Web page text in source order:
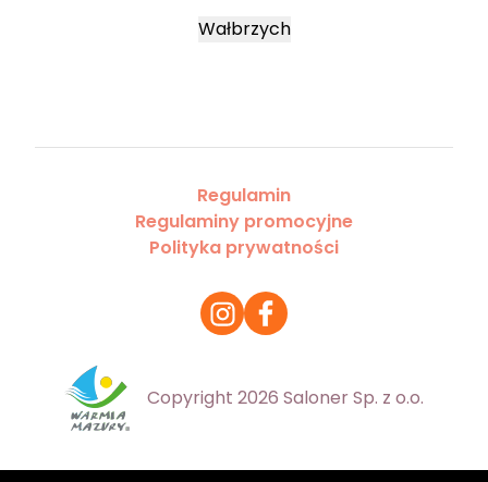
Wałbrzych
Regulamin
Regulaminy promocyjne
Polityka prywatności
Copyright 2026 Saloner Sp. z o.o.